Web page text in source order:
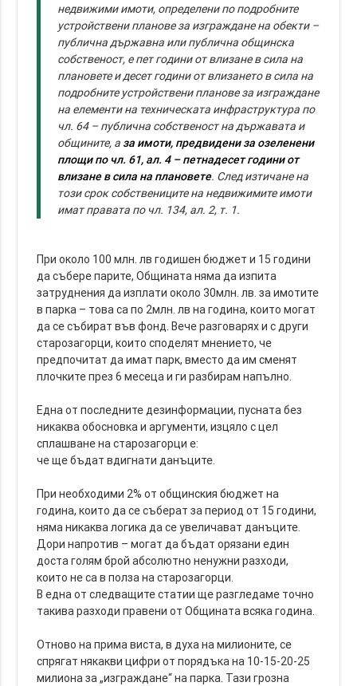
недвижими имоти, определени по подробните
устройствени планове за изграждане на обекти –
публична държавна или публична общинска
собственост, е пет години от влизане в сила на
плановете и десет години от влизането в сила на
подробните устройствени планове за изграждане
на елементи на техническата инфраструктура по
чл. 64 – публична собственост на държавата и
общините, а за имоти, предвидени за озеленени
площи по чл. 61, ал. 4 – петнадесет години от
влизане в сила на плановете. След изтичане на
този срок собствениците на недвижимите имоти
имат правата по чл. 134, ал. 2, т. 1.
При около 100 млн. лв годишен бюджет и 15 години
да събере парите, Общината няма да изпита
затруднения да изплати около 30млн. лв. за имотите
в парка – това са по 2млн. лв на година, които могат
да се събират във фонд. Вече разговарях и с други
старозагорци, които споделят мнението, че
предпочитат да имат парк, вместо да им сменят
плочките през 6 месеца и ги разбирам напълно.
Една от последните дезинформации, пусната без
никаква обосновка и аргументи, изцяло с цел
сплашване на старозагорци е:
че ще бъдат вдигнати данъците.
При необходими 2% от общинския бюджет на
година, които да се съберат за период от 15 години,
няма никаква логика да се увеличават данъците.
Дори напротив – могат да бъдат орязани един
доста голям брой абсолютно ненужни разходи,
които не са в полза на старозагорци.
В една от следващите статии ще разгледаме точно
такива разходи правени от Общината всяка година.
Отново на прима виста, в духа на милионите, се
спрягат някакви цифри от порядъка на 10-15-20-25
милиона за „изграждане“ на парка. Тази грозна